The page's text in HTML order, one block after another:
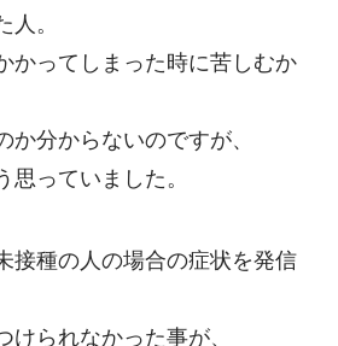
。
かってしまった時に苦しむか
か分からないのですが、
思っていました。
接種の人の場合の症状を発信
けられなかった事が、